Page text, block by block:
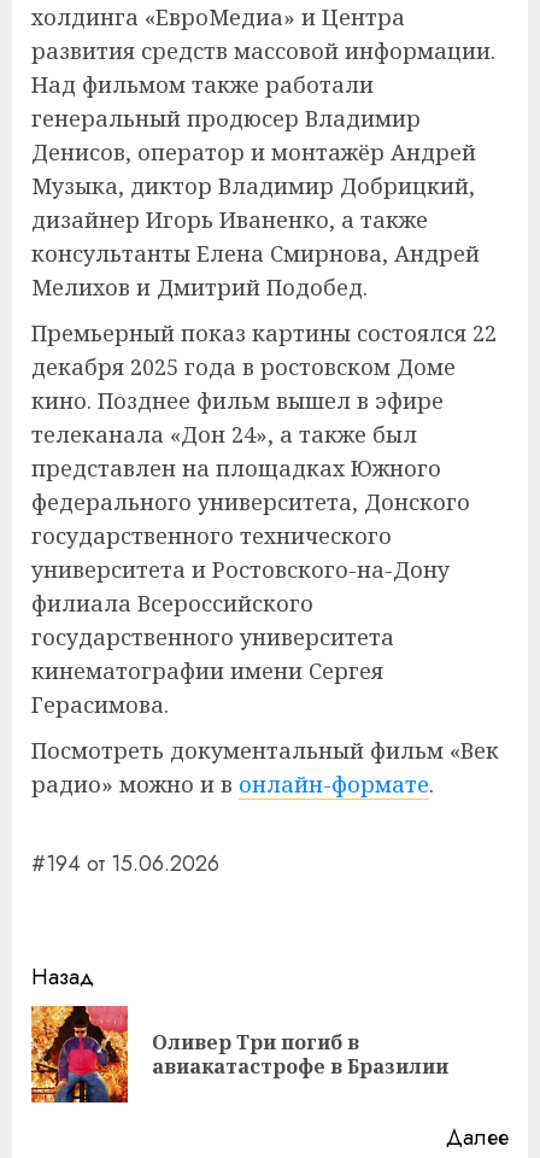
холдинга «ЕвроМедиа» и Центра
развития средств массовой информации.
Над фильмом также работали
генеральный продюсер Владимир
Денисов, оператор и монтажёр Андрей
Музыка, диктор Владимир Добрицкий,
дизайнер Игорь Иваненко, а также
консультанты Елена Смирнова, Андрей
Мелихов и Дмитрий Подобед.
Премьерный показ картины состоялся 22
декабря 2025 года в ростовском Доме
кино. Позднее фильм вышел в эфире
телеканала «Дон 24», а также был
представлен на площадках Южного
федерального университета, Донского
государственного технического
университета и Ростовского-на-Дону
филиала Всероссийского
государственного университета
кинематографии имени Сергея
Герасимова.
Посмотреть документальный фильм «Век
радио» можно и в онлайн-формате.
#194 от 15.06.2026
Навигация
записи
Назад
Оливер Три погиб в
авиакатастрофе в Бразилии
Далее